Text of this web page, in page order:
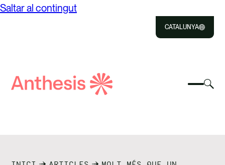
Saltar al contingut
CATALUNYA
Cerca